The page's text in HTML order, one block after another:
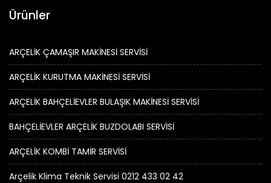
Ürünler
ARÇELİK ÇAMAŞIR MAKİNESİ SERVİSİ
ARÇELİK KURUTMA MAKİNESİ SERVİSİ
ARÇELİK BAHÇELİEVLER BULAŞIK MAKİNESİ SERVİSİ
BAHÇELİEVLER ARÇELİK BUZDOLABI SERVİSİ
ARÇELİK KOMBİ TAMİR SERVİSİ
Arçelik Klima Teknik Servisi 0212 433 02 42